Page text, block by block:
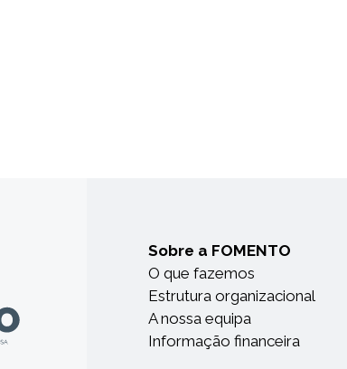
Sobre a FOMENTO
O que fazemos
Estrutura organizacional
A nossa equipa
Informação financeira